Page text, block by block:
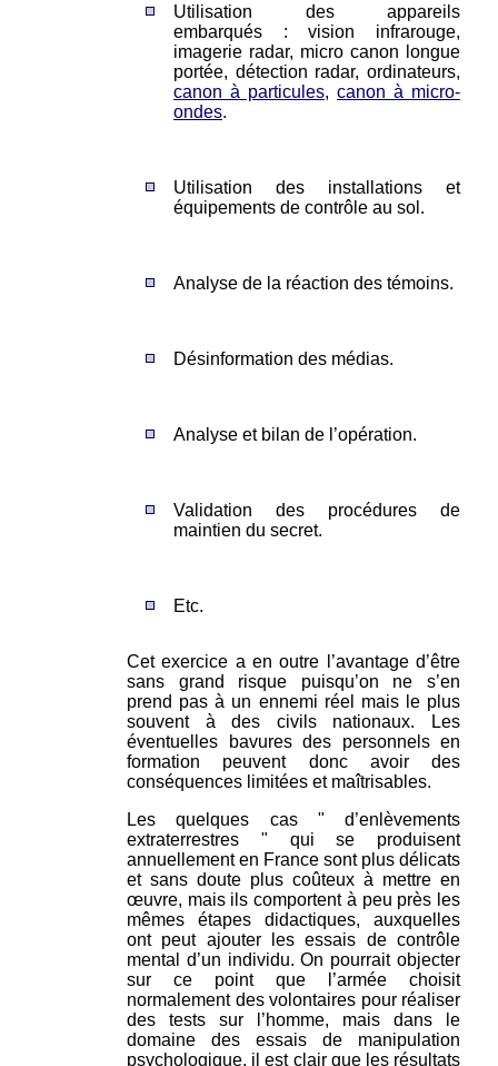
Utilisation des appareils
embarqués : vision infrarouge,
imagerie radar, micro canon longue
portée, détection radar, ordinateurs,
canon à particules, canon à micro-
ondes.
Utilisation des installations et
équipements de contrôle au sol.
Analyse de la réaction des témoins.
Désinformation des médias.
Analyse et bilan de l’opération.
Validation des procédures de
maintien du secret.
Etc.
Cet exercice a en outre l’avantage d’être
sans grand risque puisqu’on ne s’en
prend pas à un ennemi réel mais le plus
souvent à des civils nationaux. Les
éventuelles bavures des personnels en
formation peuvent donc avoir des
conséquences limitées et maîtrisables.
Les quelques cas " d’enlèvements
extraterrestres " qui se produisent
annuellement en France sont plus délicats
et sans doute plus coûteux à mettre en
œuvre, mais ils comportent à peu près les
mêmes étapes didactiques, auxquelles
ont peut ajouter les essais de contrôle
mental d’un individu. On pourrait objecter
sur ce point que l’armée choisit
normalement des volontaires pour réaliser
des tests sur l’homme, mais dans le
domaine des essais de manipulation
psychologique, il est clair que les résultats